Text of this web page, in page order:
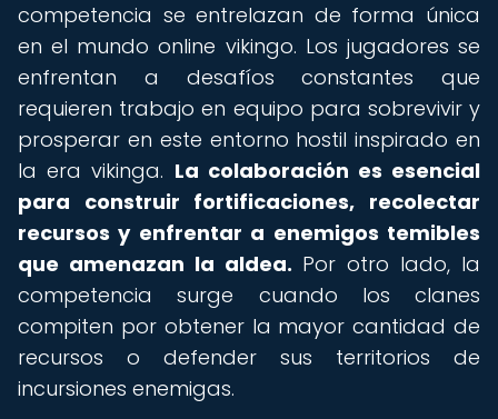
competencia se entrelazan de forma única
en el mundo online vikingo. Los jugadores se
enfrentan a desafíos constantes que
requieren trabajo en equipo para sobrevivir y
prosperar en este entorno hostil inspirado en
la era vikinga. La colaboración es esencial
para construir fortificaciones, recolectar
recursos y enfrentar a enemigos temibles
que amenazan la aldea. Por otro lado, la
competencia surge cuando los clanes
compiten por obtener la mayor cantidad de
recursos o defender sus territorios de
incursiones enemigas.